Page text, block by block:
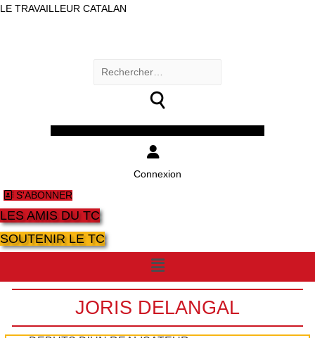
LE TRAVAILLEUR CATALAN
Rechercher :
Connexion
S'ABONNER
LES AMIS DU TC
SOUTENIR LE TC
Menu
JORIS DELANGAL